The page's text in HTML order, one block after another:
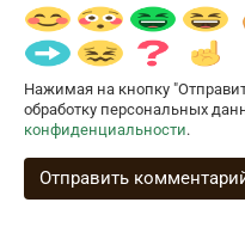
Нажимая на кнопку
обработку персональных
конфиденциальности.